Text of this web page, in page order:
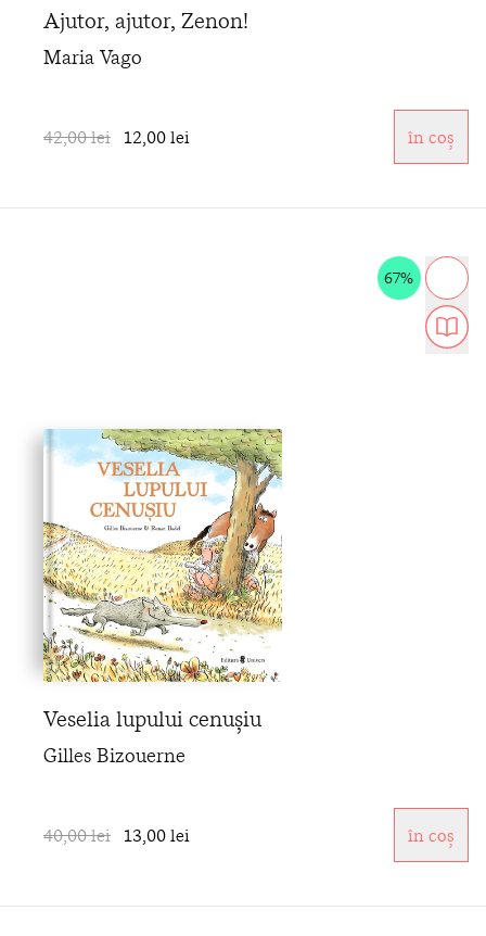
Ajutor, ajutor, Zenon!
Maria Vago
42,00 lei 12,00 lei în coș
67%
Veselia lupului cenușiu
Gilles Bizouerne
40,00 lei 13,00 lei în coș